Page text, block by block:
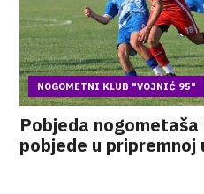
NOGOMETNI KLUB "VOJNIĆ 95"
Pobjeda
pobjede u pripremnoj